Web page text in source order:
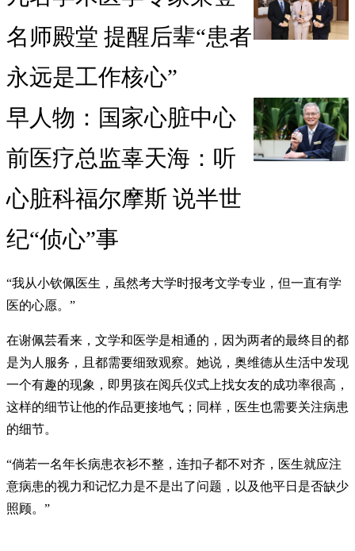
名师殿堂 提醒后辈“患者
永远是工作核心”
早人物：国家心脏中心
前医疗总监辜天海：听
心脏科福尔摩斯 说半世
纪“侦心”事
“我从小钦佩医生，虽然考大学时报考文学专业，但一直有学
医的心愿。”
在谢佩芸看来，文学和医学是相通的，因为两者的最终目的都
是为人服务，且都需要细致观察。她说，奥维德从生活中发现
一个有趣的现象，即男孩在阅兵仪式上找女友的成功率很高，
这样的细节让他的作品更接地气；同样，医生也需要关注病患
的细节。
“倘若一名年长病患衣衫不整，连扣子都不对齐，医生就应注
意病患的视力和记忆力是不是出了问题，以及他平日是否缺少
照顾。”